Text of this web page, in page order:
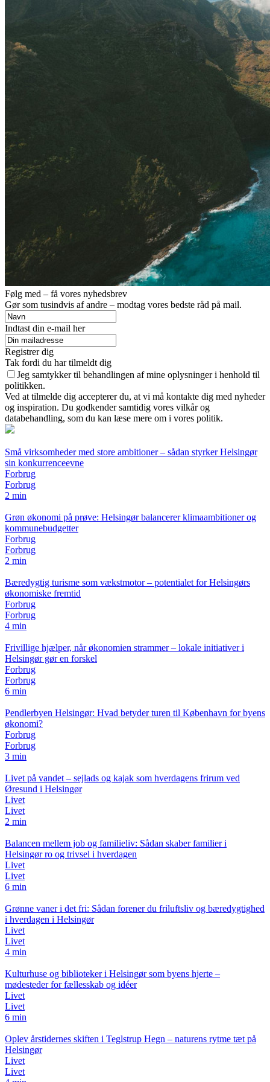
Følg med – få vores nyhedsbrev
Gør som tusindvis af andre – modtag vores bedste råd på mail.
Indtast din e-mail her
Registrer dig
Tak fordi du har tilmeldt dig
Jeg samtykker til behandlingen af mine oplysninger i henhold til
politikken.
Ved at tilmelde dig accepterer du, at vi må kontakte dig med nyheder
og inspiration. Du godkender samtidig vores vilkår og
databehandling, som du kan læse mere om i vores politik.
Små virksomheder med store ambitioner – sådan styrker Helsingør
sin konkurrenceevne
Forbrug
Forbrug
2 min
Grøn økonomi på prøve: Helsingør balancerer klimaambitioner og
kommunebudgetter
Forbrug
Forbrug
2 min
Bæredygtig turisme som vækstmotor – potentialet for Helsingørs
økonomiske fremtid
Forbrug
Forbrug
4 min
Frivillige hjælper, når økonomien strammer – lokale initiativer i
Helsingør gør en forskel
Forbrug
Forbrug
6 min
Pendlerbyen Helsingør: Hvad betyder turen til København for byens
økonomi?
Forbrug
Forbrug
3 min
Livet på vandet – sejlads og kajak som hverdagens frirum ved
Øresund i Helsingør
Livet
Livet
2 min
Balancen mellem job og familieliv: Sådan skaber familier i
Helsingør ro og trivsel i hverdagen
Livet
Livet
6 min
Grønne vaner i det fri: Sådan forener du friluftsliv og bæredygtighed
i hverdagen i Helsingør
Livet
Livet
4 min
Kulturhuse og biblioteker i Helsingør som byens hjerte –
mødesteder for fællesskab og idéer
Livet
Livet
6 min
Oplev årstidernes skiften i Teglstrup Hegn – naturens rytme tæt på
Helsingør
Livet
Livet